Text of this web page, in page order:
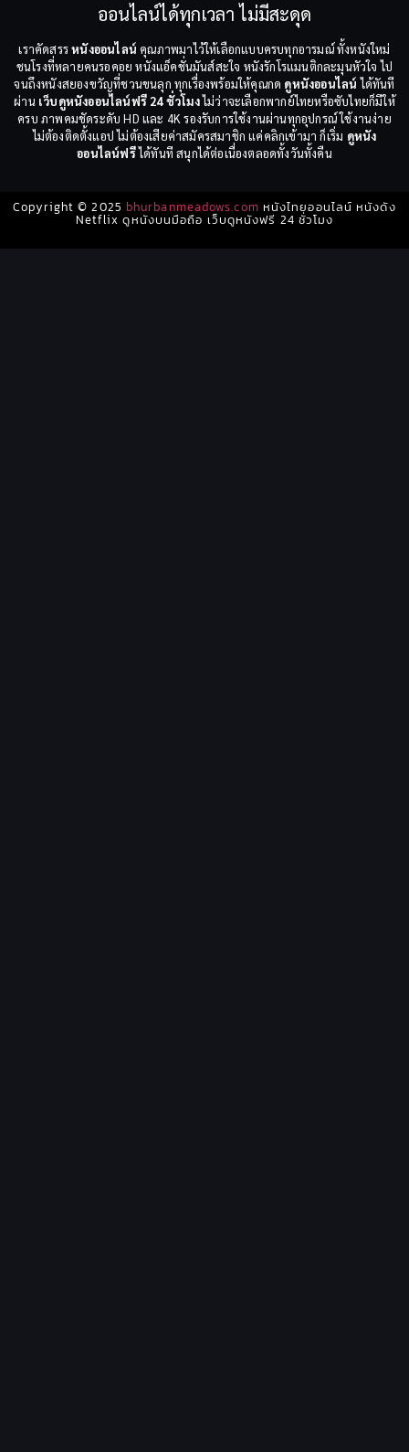
ออนไลน์ได้ทุกเวลา ไม่มีสะดุด
เราคัดสรรหนังออนไลน์ คุณภาพมาไว้ให้เลือกแบบครบทุกอารมณ์ ทั้งหนังใหม่
ชนโรงที่หลายคนรอคอย หนังแอ็คชั่นมันส์สะใจ หนังรักโรแมนติกละมุนหัวใจ ไป
จนถึงหนังสยองขวัญที่ชวนขนลุก ทุกเรื่องพร้อมให้คุณกด ดูหนังออนไลน์ ได้ทันที
ผ่าน เว็บดูหนังออนไลน์ฟรี 24 ชั่วโมงไม่ว่าจะเลือกพากย์ไทยหรือซับไทยก็มีให้
ครบ ภาพคมชัดระดับ HD และ 4K รองรับการใช้งานผ่านทุกอุปกรณ์ ใช้งานง่าย
ไม่ต้องติดตั้งแอป ไม่ต้องเสียค่าสมัครสมาชิก แค่คลิกเข้ามา ก็เริ่ม ดูหนัง
ออนไลน์ฟรีได้ทันที สนุกได้ต่อเนื่องตลอดทั้งวันทั้งคืน
Copyright © 2025 bhurbanmeadows.com หนังไทยออนไลน์ หนังดัง
Netflix ดูหนังบนมือถือ เว็บดูหนังฟรี 24 ชั่วโมง